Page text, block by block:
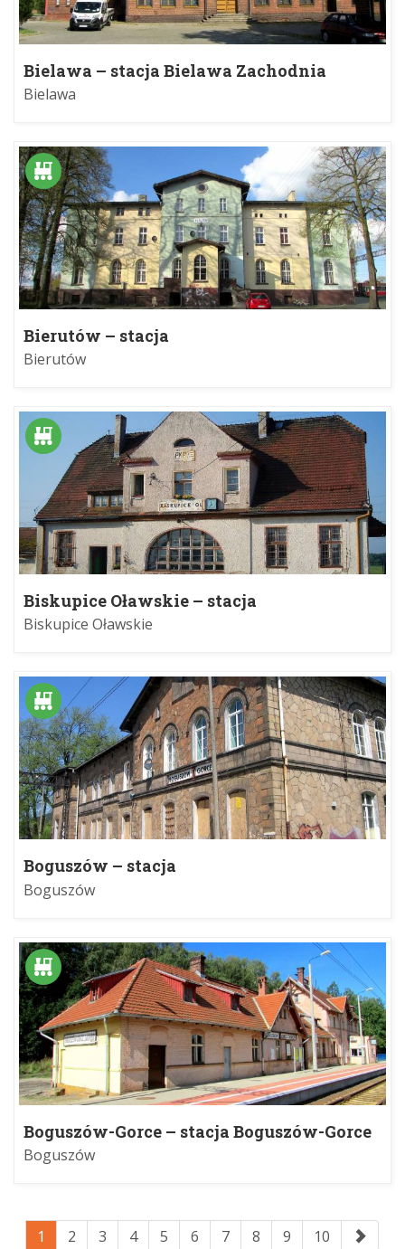
Bielawa – stacja Bielawa Zachodnia
Bielawa
Bierutów – stacja
Bierutów
Biskupice Oławskie – stacja
Biskupice Oławskie
Boguszów – stacja
Boguszów
Boguszów-Gorce – stacja Boguszów-Gorce
Zachód
Boguszów
1 2 3 4 5 6 7 8 9 10